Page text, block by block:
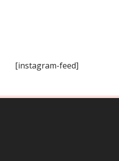
[instagram-feed]